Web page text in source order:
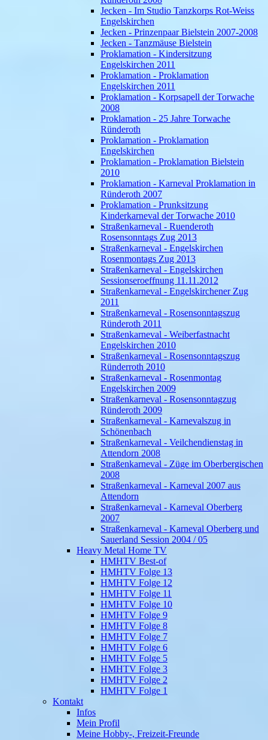
Jecken - Im Studio Tanzkorps Rot-Weiss
Engelskirchen
Jecken - Prinzenpaar Bielstein 2007-2008
Jecken - Tanzmäuse Bielstein
Proklamation - Kindersitzung
Engelskirchen 2011
Proklamation - Proklamation
Engelskirchen 2011
Proklamation - Korpsapell der Torwache
2008
Proklamation - 25 Jahre Torwache
Ründeroth
Proklamation - Proklamation
Engelskirchen
Proklamation - Proklamation Bielstein
2010
Proklamation - Karneval Proklamation in
Ründeroth 2007
Proklamation - Prunksitzung
Kinderkarneval der Torwache 2010
Straßenkarneval - Ruenderoth
Rosensonntags Zug 2013
Straßenkarneval - Engelskirchen
Rosenmontags Zug 2013
Straßenkarneval - Engelskirchen
Sessionseroeffnung 11.11.2012
Straßenkarneval - Engelskirchener Zug
2011
Straßenkarneval - Rosensonntagszug
Ründeroth 2011
Straßenkarneval - Weiberfastnacht
Engelskirchen 2010
Straßenkarneval - Rosensonntagszug
Ründerroth 2010
Straßenkarneval - Rosenmontag
Engelskirchen 2009
Straßenkarneval - Rosensonntagzug
Ründeroth 2009
Straßenkarneval - Karnevalszug in
Schönenbach
Straßenkarneval - Veilchendienstag in
Attendorn 2008
Straßenkarneval - Züge im Oberbergischen
2008
Straßenkarneval - Karneval 2007 aus
Attendorn
Straßenkarneval - Karneval Oberberg
2007
Straßenkarneval - Karneval Oberberg und
Sauerland Session 2004 / 05
Heavy Metal Home TV
HMHTV Best-of
HMHTV Folge 13
HMHTV Folge 12
HMHTV Folge 11
HMHTV Folge 10
HMHTV Folge 9
HMHTV Folge 8
HMHTV Folge 7
HMHTV Folge 6
HMHTV Folge 5
HMHTV Folge 3
HMHTV Folge 2
HMHTV Folge 1
Kontakt
Infos
Mein Profil
Meine Hobby-, Freizeit-Freunde